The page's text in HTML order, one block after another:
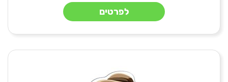
לפרטים